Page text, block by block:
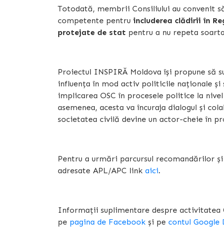
Totodată, membrii Consiliului au convenit
competente pentru includerea clădirii în
protejate de stat pentru a nu repeta
Proiectul INSPIRĂ Moldova își propune să
influența în mod activ politicile naționale
implicarea OSC în procesele politice la
asemenea, acesta va încuraja dialogul și
societatea civilă devine un actor-cheie în
Pentru a urmări parcursul recomandărilor
adresate APL/APC link aici.
Informații suplimentare despre activitatea
pe pagina de Facebook și pe contul Google